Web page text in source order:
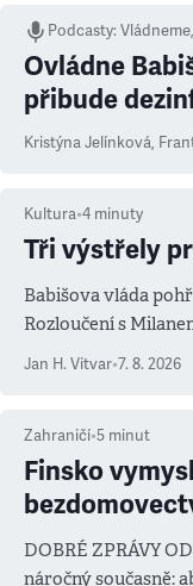
Podcasty:
Ovládne
přibude
Kristýna Jelínková,
Kultura•4 minuty
Tři výstřely
Babišova vláda
Rozloučení s
Jan H. Vitvar•7. 8. 2026
Zahraničí•5 minut
Finsko
DOBRÉ ZPRÁVY
náročný současně: